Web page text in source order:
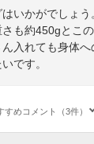
いかがでしょ
も約450gとこ
入れても身体へ
です。
すめコメント（3件）